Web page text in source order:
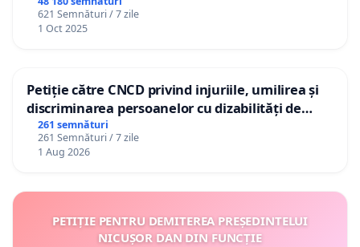
621 Semnături / 7 zile
1 Oct 2025
Petiție către CNCD privind injuriile, umilirea și
discriminarea persoanelor cu dizabilități de
către utilizatorul TikTok „Gorici”
261 semnături
261 Semnături / 7 zile
1 Aug 2026
PETIȚIE PENTRU DEMITEREA PREȘEDINTELUI
NICUȘOR DAN DIN FUNCȚIE